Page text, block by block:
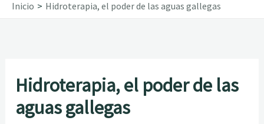
Inicio Hidroterapia, el poder de las aguas gallegas
Hidroterapia, el poder de las
aguas gallegas